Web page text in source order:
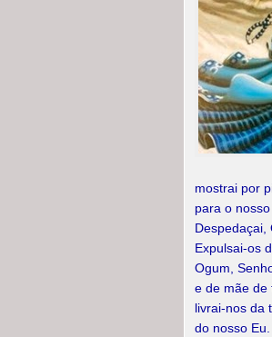
mostrai por
para o
Despedaçai,
Expulsai-os
Ogum,
e de mãe de
livrai-nos da
do nosso Eu.